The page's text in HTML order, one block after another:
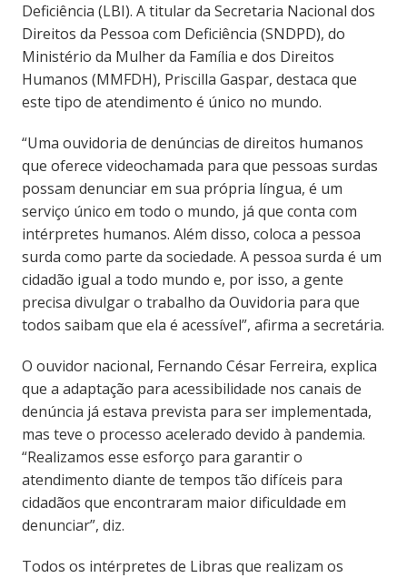
Deficiência (LBI). A titular da Secretaria Nacional dos
Direitos da Pessoa com Deficiência (SNDPD), do
Ministério da Mulher da Família e dos Direitos
Humanos (MMFDH), Priscilla Gaspar, destaca que
este tipo de atendimento é único no mundo.
“Uma ouvidoria de denúncias de direitos humanos
que oferece videochamada para que pessoas surdas
possam denunciar em sua própria língua, é um
serviço único em todo o mundo, já que conta com
intérpretes humanos. Além disso, coloca a pessoa
surda como parte da sociedade. A pessoa surda é um
cidadão igual a todo mundo e, por isso, a gente
precisa divulgar o trabalho da Ouvidoria para que
todos saibam que ela é acessível”, afirma a secretária.
O ouvidor nacional, Fernando César Ferreira, explica
que a adaptação para acessibilidade nos canais de
denúncia já estava prevista para ser implementada,
mas teve o processo acelerado devido à pandemia.
“Realizamos esse esforço para garantir o
atendimento diante de tempos tão difíceis para
cidadãos que encontraram maior dificuldade em
denunciar”, diz.
Todos os intérpretes de Libras que realizam os